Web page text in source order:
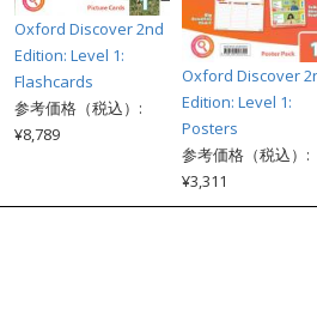
Oxford Discover 2nd
Edition: Level 1:
Flashcards
参考価格（税込）:
¥8,789
Oxford Discover
Edition: Level 1:
Posters
参考価格（税込）:
¥3,311